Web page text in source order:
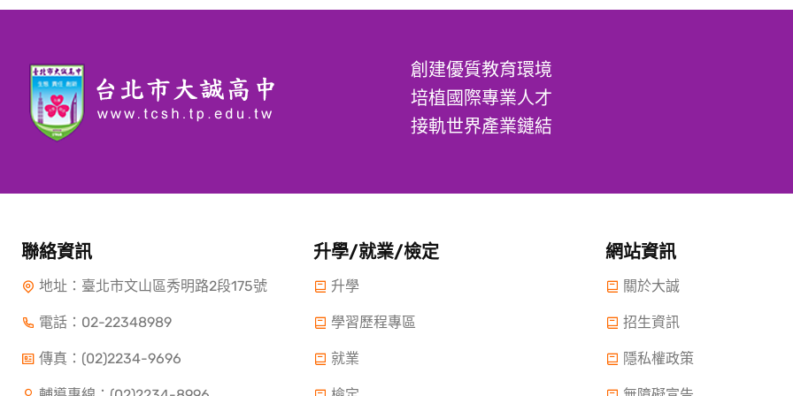
創建優質教育環境
培植國際專業人才
接軌世界產業鏈結
聯絡資訊
地址：臺北市文山區秀明路2段175號
電話： 02-22348989
傳真：(02)2234-9696
升學/就業/檢定
升學
學習歷程專區
就業
網站資訊
關於大誠
招生資訊
隱私權政策